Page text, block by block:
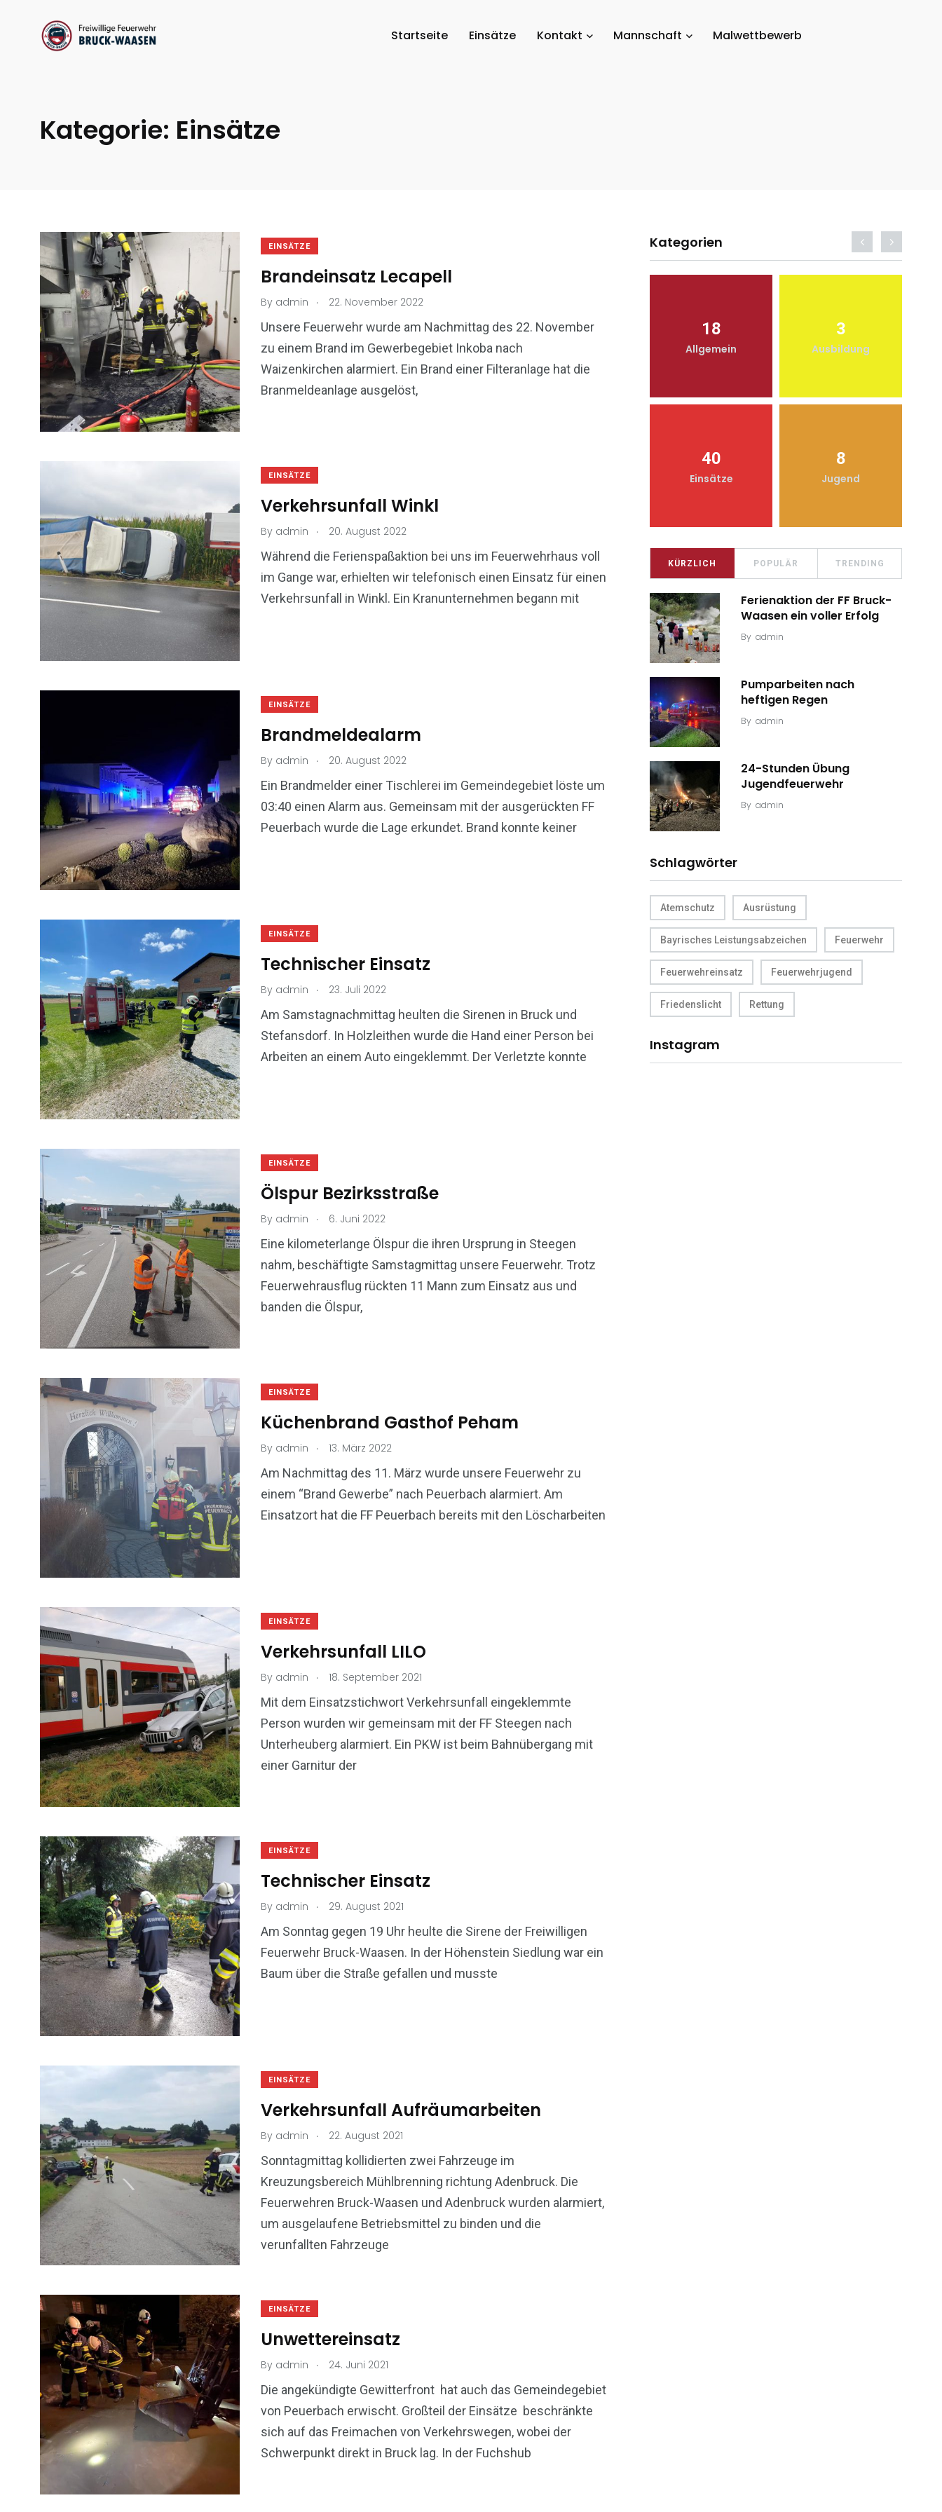
Startseite Einsätze Kontakt Mannschaft Malwettbewerb
Kategorie: Einsätze
EINSÄTZE
Brandeinsatz Lecapell
By admin . 22. November 2022
Unsere Feuerwehr wurde am Nachmittag des 22. November
zu einem Brand im Gewerbegebiet Inkoba nach
Waizenkirchen alarmiert. Ein Brand einer Filteranlage hat die
Branmeldeanlage ausgelöst,
EINSÄTZE
Verkehrsunfall Winkl
By admin . 20. August 2022
Während die Ferienspaßaktion bei uns im Feuerwehrhaus voll
im Gange war, erhielten wir telefonisch einen Einsatz für einen
Verkehrsunfall in Winkl. Ein Kranunternehmen begann mit
EINSÄTZE
Brandmeldealarm
By admin . 20. August 2022
Ein Brandmelder einer Tischlerei im Gemeindegebiet löste um
03:40 einen Alarm aus. Gemeinsam mit der ausgerückten FF
Peuerbach wurde die Lage erkundet. Brand konnte keiner
EINSÄTZE
Technischer Einsatz
By admin . 23. Juli 2022
Am Samstagnachmittag heulten die Sirenen in Bruck und
Stefansdorf. In Holzleithen wurde die Hand einer Person bei
Arbeiten an einem Auto eingeklemmt. Der Verletzte konnte
EINSÄTZE
Ölspur Bezirksstraße
By admin . 6. Juni 2022
Eine kilometerlange Ölspur die ihren Ursprung in Steegen
nahm, beschäftigte Samstagmittag unsere Feuerwehr. Trotz
Feuerwehrausflug rückten 11 Mann zum Einsatz aus und
banden die Ölspur,
EINSÄTZE
Küchenbrand Gasthof Peham
By admin . 13. März 2022
Am Nachmittag des 11. März wurde unsere Feuerwehr zu
einem “Brand Gewerbe” nach Peuerbach alarmiert. Am
Einsatzort hat die FF Peuerbach bereits mit den Löscharbeiten
EINSÄTZE
Verkehrsunfall LILO
By admin . 18. September 2021
Mit dem Einsatzstichwort Verkehrsunfall eingeklemmte
Person wurden wir gemeinsam mit der FF Steegen nach
Unterheuberg alarmiert. Ein PKW ist beim Bahnübergang mit
einer Garnitur der
EINSÄTZE
Technischer Einsatz
By admin . 29. August 2021
Am Sonntag gegen 19 Uhr heulte die Sirene der Freiwilligen
Feuerwehr Bruck-Waasen. In der Höhenstein Siedlung war ein
Baum über die Straße gefallen und musste
EINSÄTZE
Verkehrsunfall Aufräumarbeiten
By admin . 22. August 2021
Sonntagmittag kollidierten zwei Fahrzeuge im
Kreuzungsbereich Mühlbrenning richtung Adenbruck. Die
Feuerwehren Bruck-Waasen und Adenbruck wurden alarmiert,
um ausgelaufene Betriebsmittel zu binden und die
verunfallten Fahrzeuge
EINSÄTZE
Unwettereinsatz
By admin . 24. Juni 2021
Die angekündigte Gewitterfront hat auch das Gemeindegebiet
von Peuerbach erwischt. Großteil der Einsätze beschränkte
sich auf das Freimachen von Verkehrswegen, wobei der
Schwerpunkt direkt in Bruck lag. In der Fuchshub
Kategorien
18
Allgemein
3
Ausbildung
Jugend
17
Übungen
0 18
Allgemein
3
Ausbildung
40
Einsätze
8
Jugend
KÜRZLICH POPULÄR TRENDING
Ferienaktion der FF Bruck-
Waasen ein voller Erfolg
By admin
Pumparbeiten nach
heftigen Regen
By admin
24-Stunden Übung
Jugendfeuerwehr
By admin
Schlagwörter
Atemschutz Ausrüstung
Bayrisches Leistungsabzeichen Feuerwehr
Feuerwehreinsatz Feuerwehrjugend
Friedenslicht Rettung
Instagram